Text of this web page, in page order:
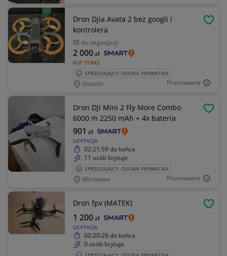
Promowane
Dron Djia Avata 2 bez googli i
kontrolera
do negocjacji
KUP TERAZ
2 000zł
SPRZEDAJĄCY: OSOBA PRYWATNA
Szczecin
Promowane
Dron DJI Mini 2 Fly More Combo
6000 m 2250 mAh + 4x bateria
LICYTACJA
901 zł
02:21:59 do końca
11 osób licytuje
SPRZEDAJĄCY: OSOBA PRYWATNA
Warszawa
Dron fpv (MATEK)
LICYTACJA
1 200zł
00:20:28 do końca
0 osób licytuje